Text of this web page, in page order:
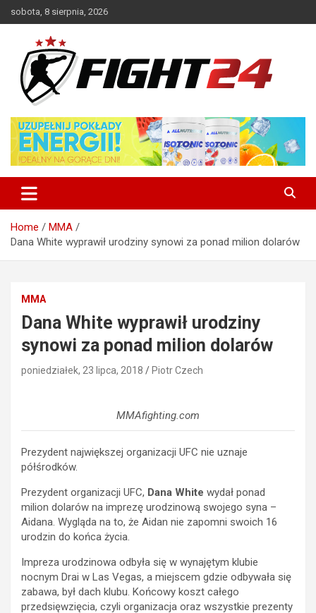
to
sobota, 8 sierpnia, 2026
FIGHT24.PL – MMA i K-1, UFC
Home
MMA
Dana White wyprawił urodziny synowi za ponad milion dolarów
MMA
Dana White wyprawił urodziny
synowi za ponad milion dolarów
poniedziałek, 23 lipca, 2018 Piotr Czech
MMAfighting.com
Prezydent największej organizacji UFC nie uznaje
półśrodków.
Prezydent organizacji UFC, Dana White wydał ponad
milion dolarów na imprezę urodzinową swojego syna –
Aidana. Wygląda na to, że Aidan nie zapomni swoich 16
urodzin do końca życia.
Impreza urodzinowa odbyła się w wynajętym klubie
nocnym Drai w Las Vegas, a miejscem gdzie odbywała się
zabawa, był dach klubu. Końcowy koszt całego
przedsięwzięcia, czyli organizacja oraz wszystkie prezenty